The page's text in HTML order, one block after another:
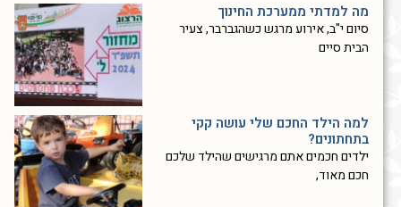
מה למדתי ממערכת החינוך
סיום י"ב, אירוע מרגש כשהגברבר, צעיר
הבית סיים
למה הילד החכם שלי עושה קקי
בתחתונים?
ילדים חכמים אתם מרגישים שהילד שלכם
חכם מאוד,